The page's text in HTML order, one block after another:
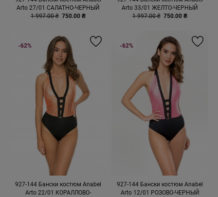
Arto 27/01 САЛАТНО-ЧЕРНЫЙ
1 997.00 ₴ 750.00 ₴
Arto 33/01 ЖЕЛТО-ЧЕРНЫЙ
1 997.00 ₴ 750.00 ₴
927-144 Бански костюм Anabel
Arto 22/01 КОРАЛЛОВО-
-62%
927-144 Бански костюм Anabel
Arto 12/01 РОЗОВО-ЧЕРНЫЙ
-62%